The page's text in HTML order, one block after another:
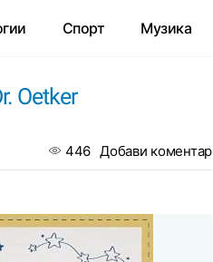
Спорт Музика
Oetker
446 Добави коментар